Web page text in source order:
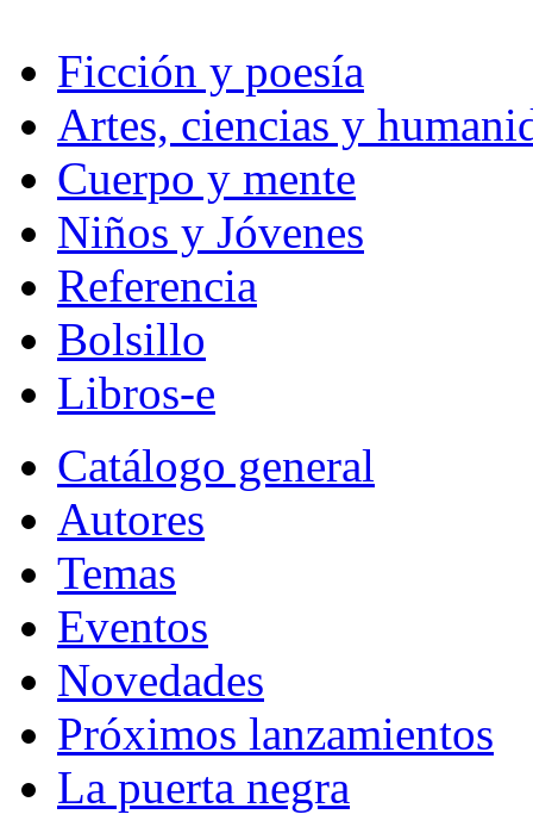
Ficción y poesía
Artes, ciencias y
Cuerpo y mente
Niños y Jóvenes
Referencia
Bolsillo
Libros-e
Catálogo general
Autores
Temas
Eventos
Novedades
Próximos lanzamientos
La puerta negra